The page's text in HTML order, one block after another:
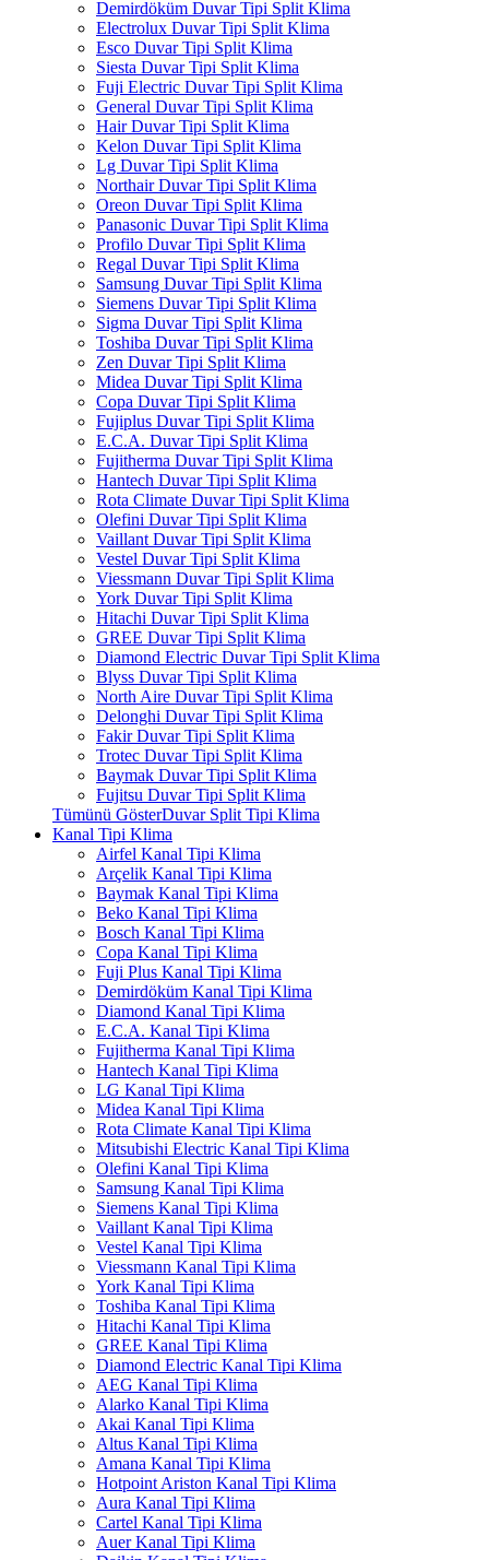
Demirdöküm Duvar Tipi Split Klima
Electrolux Duvar Tipi Split Klima
Esco Duvar Tipi Split Klima
Siesta Duvar Tipi Split Klima
Fuji Electric Duvar Tipi Split Klima
General Duvar Tipi Split Klima
Hair Duvar Tipi Split Klima
Kelon Duvar Tipi Split Klima
Lg Duvar Tipi Split Klima
Northair Duvar Tipi Split Klima
Oreon Duvar Tipi Split Klima
Panasonic Duvar Tipi Split Klima
Profilo Duvar Tipi Split Klima
Regal Duvar Tipi Split Klima
Samsung Duvar Tipi Split Klima
Siemens Duvar Tipi Split Klima
Sigma Duvar Tipi Split Klima
Toshiba Duvar Tipi Split Klima
Zen Duvar Tipi Split Klima
Midea Duvar Tipi Split Klima
Copa Duvar Tipi Split Klima
Fujiplus Duvar Tipi Split Klima
E.C.A. Duvar Tipi Split Klima
Fujitherma Duvar Tipi Split Klima
Hantech Duvar Tipi Split Klima
Rota Climate Duvar Tipi Split Klima
Olefini Duvar Tipi Split Klima
Vaillant Duvar Tipi Split Klima
Vestel Duvar Tipi Split Klima
Viessmann Duvar Tipi Split Klima
York Duvar Tipi Split Klima
Hitachi Duvar Tipi Split Klima
GREE Duvar Tipi Split Klima
Diamond Electric Duvar Tipi Split Klima
Blyss Duvar Tipi Split Klima
North Aire Duvar Tipi Split Klima
Delonghi Duvar Tipi Split Klima
Fakir Duvar Tipi Split Klima
Trotec Duvar Tipi Split Klima
Baymak Duvar Tipi Split Klima
Fujitsu Duvar Tipi Split Klima
Tümünü GösterDuvar Split Tipi Klima
Kanal Tipi Klima
Airfel Kanal Tipi Klima
Arçelik Kanal Tipi Klima
Baymak Kanal Tipi Klima
Beko Kanal Tipi Klima
Bosch Kanal Tipi Klima
Copa Kanal Tipi Klima
Fuji Plus Kanal Tipi Klima
Demirdöküm Kanal Tipi Klima
Diamond Kanal Tipi Klima
E.C.A. Kanal Tipi Klima
Fujitherma Kanal Tipi Klima
Hantech Kanal Tipi Klima
LG Kanal Tipi Klima
Midea Kanal Tipi Klima
Rota Climate Kanal Tipi Klima
Mitsubishi Electric Kanal Tipi Klima
Olefini Kanal Tipi Klima
Samsung Kanal Tipi Klima
Siemens Kanal Tipi Klima
Vaillant Kanal Tipi Klima
Vestel Kanal Tipi Klima
Viessmann Kanal Tipi Klima
York Kanal Tipi Klima
Toshiba Kanal Tipi Klima
Hitachi Kanal Tipi Klima
GREE Kanal Tipi Klima
Diamond Electric Kanal Tipi Klima
AEG Kanal Tipi Klima
Alarko Kanal Tipi Klima
Akai Kanal Tipi Klima
Altus Kanal Tipi Klima
Amana Kanal Tipi Klima
Hotpoint Ariston Kanal Tipi Klima
Aura Kanal Tipi Klima
Cartel Kanal Tipi Klima
Auer Kanal Tipi Klima